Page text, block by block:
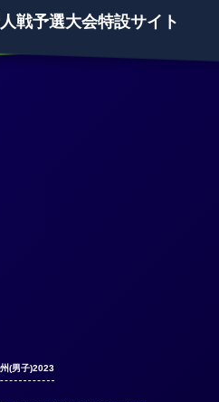
戦予選大会特設サイト
(男子)2023